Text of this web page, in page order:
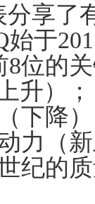
享了
始于
8位的
升）
下降
力（
纪的